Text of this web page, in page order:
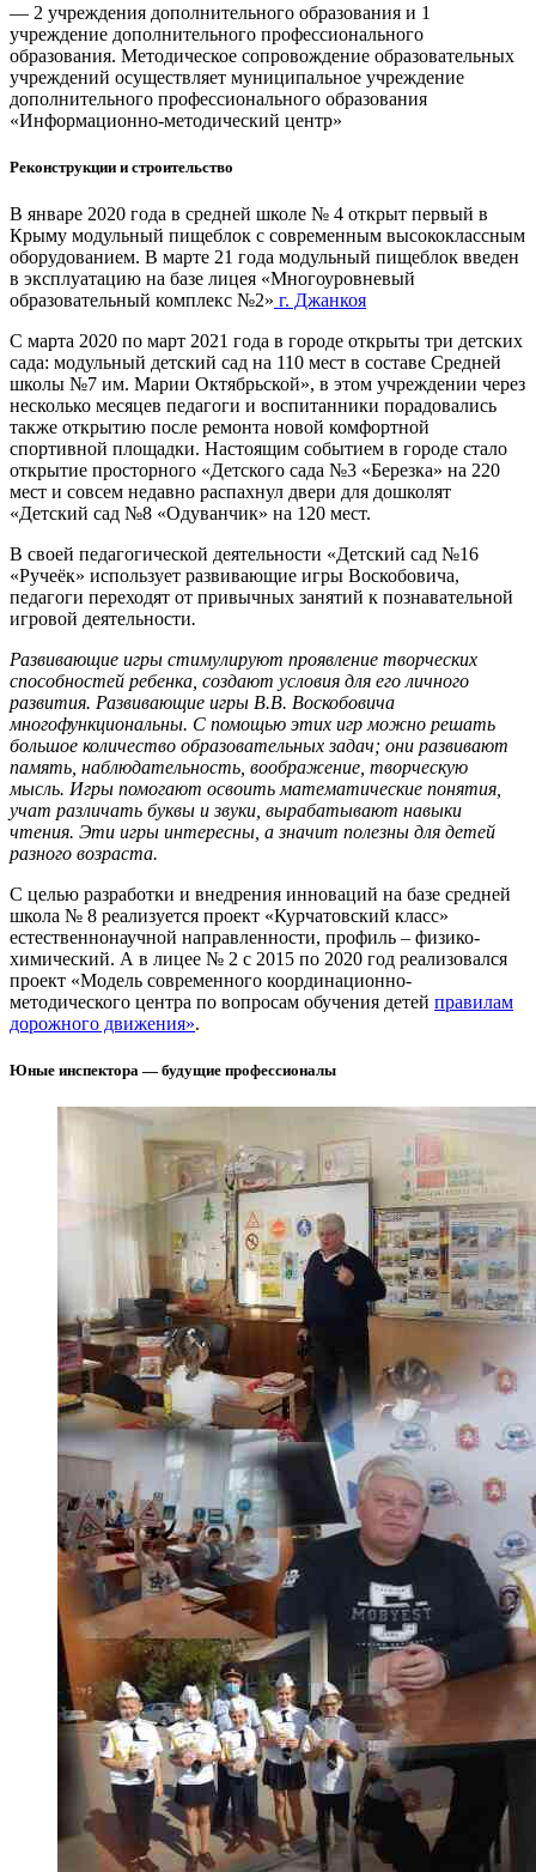
— 2 учреждения дополнительного образования и 1
учреждение дополнительного профессионального
образования. Методическое сопровождение образовательных
учреждений осуществляет муниципальное учреждение
дополнительного профессионального образования
«Информационно-методический центр»
Реконструкции и строительство
В январе 2020 года в средней школе № 4 открыт первый в
Крыму модульный пищеблок с современным высококлассным
оборудованием. В марте 21 года модульный пищеблок введен
в эксплуатацию на базе лицея «Многоуровневый
образовательный комплекс №2» г. Джанкоя
С марта 2020 по март 2021 года в городе открыты три детских
сада: модульный детский сад на 110 мест в составе Средней
школы №7 им. Марии Октябрьской», в этом учреждении через
несколько месяцев педагоги и воспитанники порадовались
также открытию после ремонта новой комфортной
спортивной площадки. Настоящим событием в городе стало
открытие просторного «Детского сада №3 «Березка» на 220
мест и совсем недавно распахнул двери для дошколят
«Детский сад №8 «Одуванчик» на 120 мест.
В своей педагогической деятельности «Детский сад №16
«Ручеёк» использует развивающие игры Воскобовича,
педагоги переходят от привычных занятий к познавательной
игровой деятельности.
Развивающие игры стимулируют проявление творческих
способностей ребенка, создают условия для его личного
развития. Развивающие игры В.В. Воскобовича
многофункциональны. С помощью этих игр можно решать
большое количество образовательных задач; они развивают
память, наблюдательность, воображение, творческую
мысль. Игры помогают освоить математические понятия,
учат различать буквы и звуки, вырабатывают навыки
чтения. Эти игры интересны, а значит полезны для детей
разного возраста.
С целью разработки и внедрения инноваций на базе средней
школа № 8 реализуется проект «Курчатовский класс»
естественнонаучной направленности, профиль – физико-
химический. А в лицее № 2 с 2015 по 2020 год реализовался
проект «Модель современного координационно-
методического центра по вопросам обучения детей правилам
дорожного движения».
Юные инспектора — будущие профессионалы